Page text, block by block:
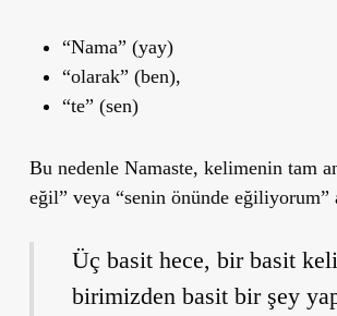
“Nama” (yay)
“olarak” (ben),
“te” (sen)
Bu nedenle Namaste, kelimenin tam
eğil” veya “senin önünde eğiliyorum”
Üç basit hece, bir basit
birimizden basit bir şey